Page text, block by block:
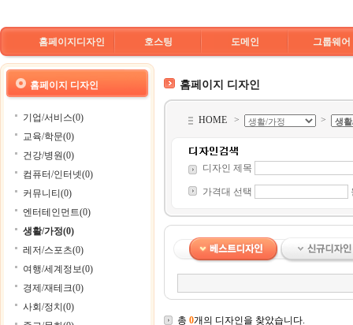
홈페이지디자인 호스팅 도메인 그룹웨어
홈페이지 디자인
기업/서비스(0)
교육/학문(0)
건강/병원(0)
컴퓨터/인터넷(0)
커뮤니티(0)
엔터테인먼트(0)
생활/가정(0)
레저/스포츠(0)
여행/세계정보(0)
경제/재테크(0)
사회/정치(0)
홈페이지 디자인
HOME > >
디자인 제목
가격대 선택
총 0개의 디자인을 찾았습니다.